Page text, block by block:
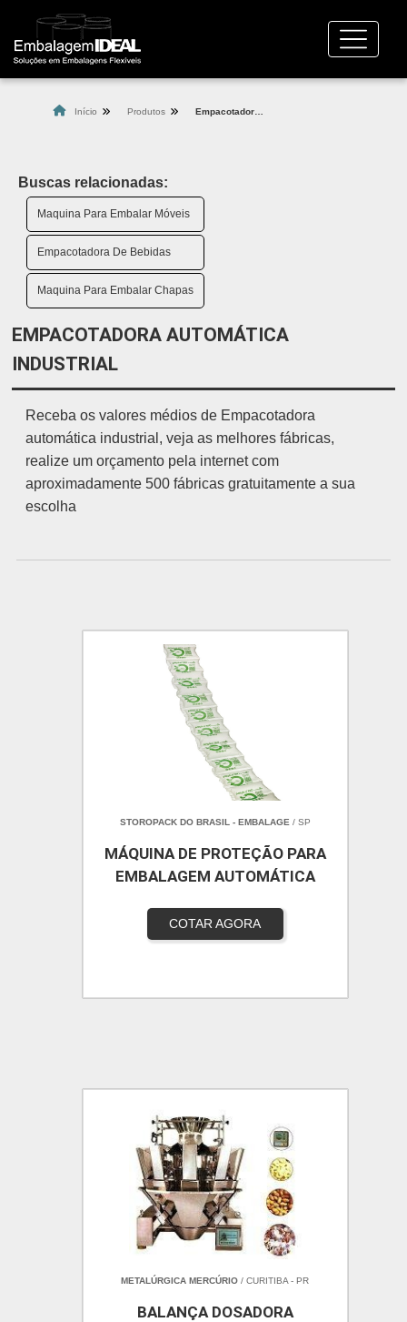
Início Produtos
Buscas relacionadas:
Maquina Para Embalar Móveis
Empacotadora De Bebidas
Maquina Para Embalar Chapas
EMPACOTADORA AUTOMÁTICA
INDUSTRIAL
Receba os valores médios de Empacotadora
automática industrial, veja as melhores fábricas,
realize um orçamento pela internet com
aproximadamente 500 fábricas gratuitamente a sua
escolha
STOROPACK DO BRASIL - EMBALAGE / SP
MÁQUINA DE PROTEÇÃO PARA
EMBALAGEM AUTOMÁTICA
COTAR AGORA
METALÚRGICA MERCÚRIO / CURITIBA - PR
BALANÇA DOSADORA